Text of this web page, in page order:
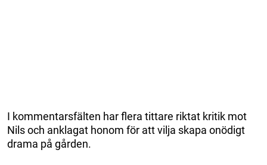
I kommentarsfälten har flera tittare riktat kritik mot
Nils och anklagat honom för att vilja skapa onödigt
drama på gården.